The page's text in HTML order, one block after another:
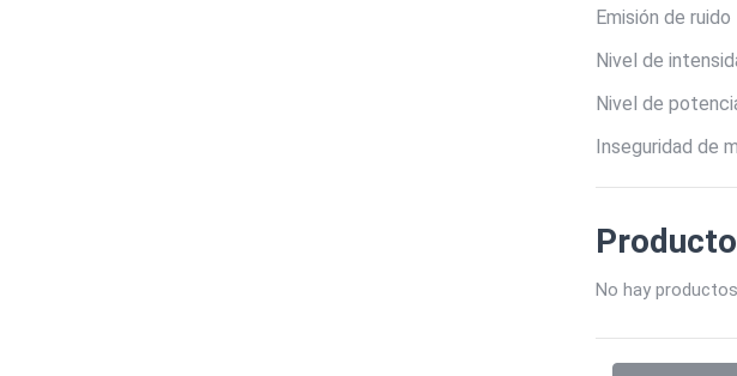
Emisión de ruido
Nivel de
Nivel de
Inseguridad de
No hay